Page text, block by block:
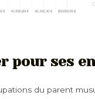
pour ses
du parent